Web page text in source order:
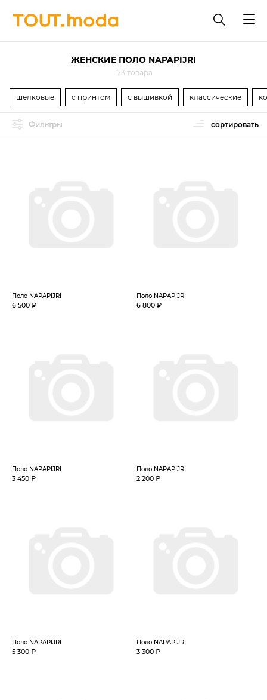
ЖЕНСКИЕ ПОЛО NAPAPIJRI
173 товара
шелковые с принтом с вышивкой классические
Фильтры сортировать
Поло NAPAPIJRI
6 500 ₽
Поло NAPAPIJRI
6 800 ₽
Поло NAPAPIJRI
3 450 ₽
Поло NAPAPIJRI
2 200 ₽
Поло NAPAPIJRI
5 300 ₽
Поло NAPAPIJRI
3 300 ₽